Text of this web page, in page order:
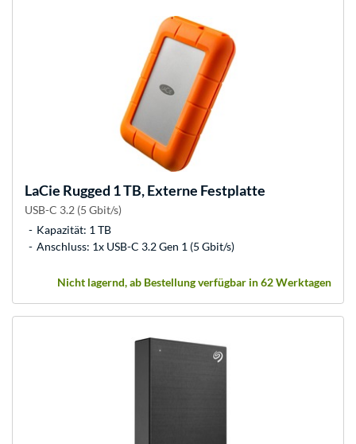
LaCie Rugged 1 TB, Externe Festplatte
USB-C 3.2 (5 Gbit/s)
Kapazität: 1 TB
Anschluss: 1x USB-C 3.2 Gen 1 (5 Gbit/s)
Nicht lagernd, ab Bestellung verfügbar in 62 Werktagen